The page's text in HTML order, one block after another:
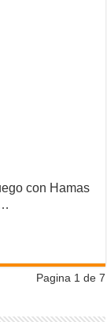
con Hamas
Pagina 1 de 7